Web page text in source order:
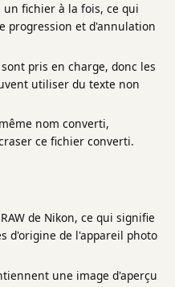
fichier à la fois, ce qui
progression et d'annulation
pris en charge, donc les
utiliser du texte non
nom converti,
ce fichier converti.
de Nikon, ce qui signifie
d'origine de l'appareil photo
une image d'aperçu